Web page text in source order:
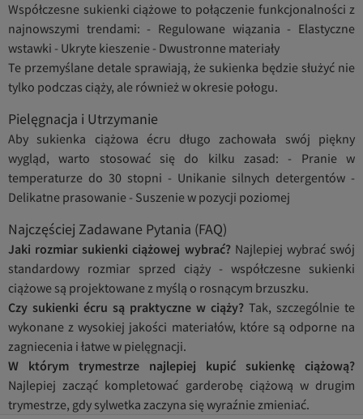
Współczesne sukienki ciążowe to połączenie funkcjonalności z
najnowszymi trendami: - Regulowane wiązania - Elastyczne
wstawki - Ukryte kieszenie - Dwustronne materiały
Te przemyślane detale sprawiają, że sukienka będzie służyć nie
tylko podczas ciąży, ale również w okresie połogu.
Pielęgnacja i Utrzymanie
Aby sukienka ciążowa écru długo zachowała swój piękny
wygląd, warto stosować się do kilku zasad: - Pranie w
temperaturze do 30 stopni - Unikanie silnych detergentów -
Delikatne prasowanie - Suszenie w pozycji poziomej
Najczęściej Zadawane Pytania (FAQ)
Jaki rozmiar sukienki ciążowej wybrać?Najlepiej wybrać swój
standardowy rozmiar sprzed ciąży - współczesne sukienki
ciążowe są projektowane z myślą o rosnącym brzuszku.
Czy sukienki écru są praktyczne w ciąży? Tak, szczególnie te
wykonane z wysokiej jakości materiałów, które są odporne na
zagniecenia i łatwe w pielęgnacji.
W którym trymestrze najlepiej kupić sukienkę ciążową?
Najlepiej zacząć kompletować garderobę ciążową w drugim
trymestrze, gdy sylwetka zaczyna się wyraźnie zmieniać.